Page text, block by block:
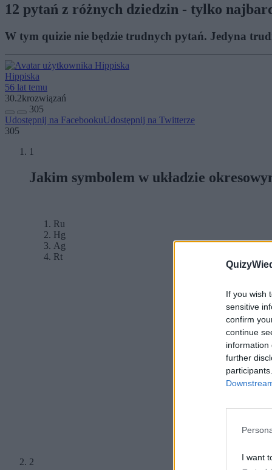
If you wish
sensitive
confirm
continue
information
further
I want
12 pytań z różnych dziedzin - tylko
W tym quizie nie będzie trudnych pytań. Jedyna
Hippiska
56 lat temu
30.2krozwiązań
305
Udostępnij na FacebookuUdostępnij na Twitterze
305
1
Jakim symbolem w układzie
Ru
Hg
Ag
Rt
2